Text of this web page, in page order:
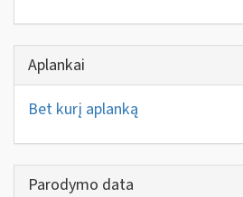
Aplankai
Bet kurį aplanką
Parodymo data